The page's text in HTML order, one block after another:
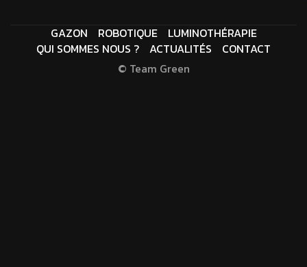
GAZON ROBOTIQUE
LUMINOTHÉRAPIE
QUI SOMMES NOUS ?
ACTUALITÉS
CONTACT
© Team Green